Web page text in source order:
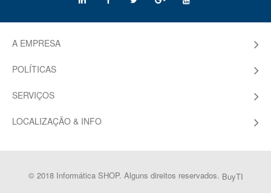
A EMPRESA
POLÍTICAS
SERVIÇOS
LOCALIZAÇÃO & INFO
© 2018 Informática SHOP. Alguns direitos reservados. BuyTI